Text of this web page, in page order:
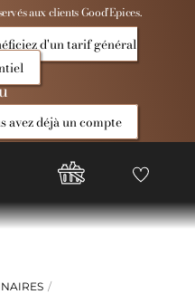
aux clients Good’Epices.
d'un tarif général
avez déjà un compte
Compte
Good
Favoris